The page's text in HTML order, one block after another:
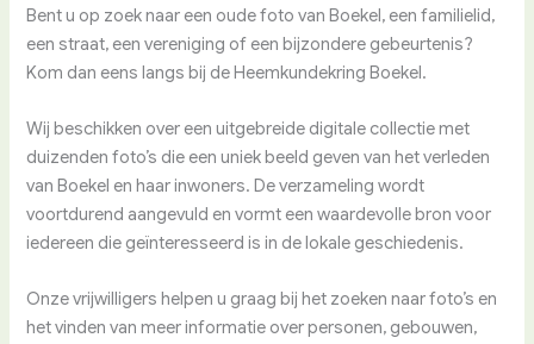
Bent u op zoek naar een oude foto van Boekel, een familielid,
een straat, een vereniging of een bijzondere gebeurtenis?
Kom dan eens langs bij de Heemkundekring Boekel.
Wij beschikken over een uitgebreide digitale collectie met
duizenden foto’s die een uniek beeld geven van het verleden
van Boekel en haar inwoners. De verzameling wordt
voortdurend aangevuld en vormt een waardevolle bron voor
iedereen die geïnteresseerd is in de lokale geschiedenis.
Onze vrijwilligers helpen u graag bij het zoeken naar foto’s en
het vinden van meer informatie over personen, gebouwen,